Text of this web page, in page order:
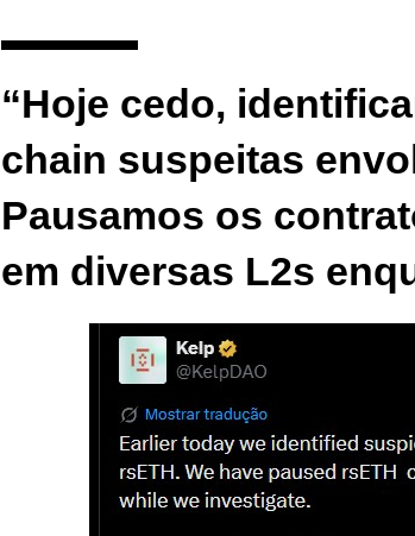
“Hoje cedo,
chain suspeitas
Pausamos os
em diversas L2s